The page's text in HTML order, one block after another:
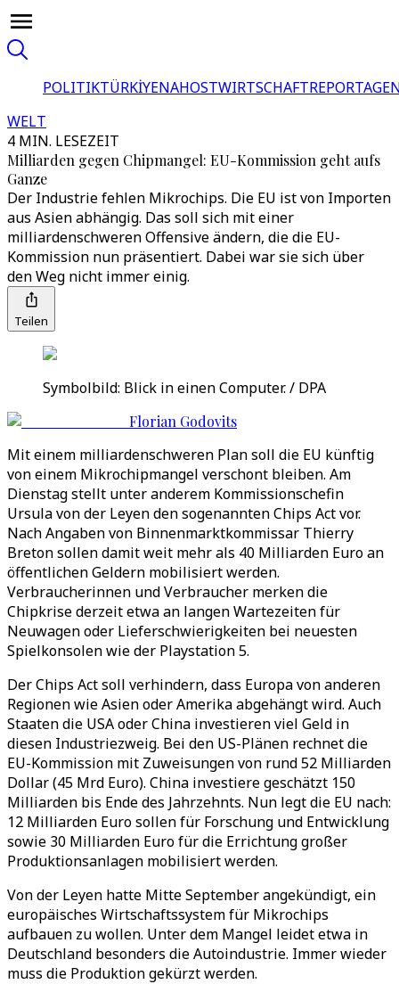
POLITIKTÜRKİYENAHOSTWIRTSCHAFT
WELT
4 MIN. LESEZEIT
Milliarden gegen Chipmangel: EU-Kommission geht aufs
Ganze
Der Industrie fehlen Mikrochips. Die EU ist von Importen
aus Asien abhängig. Das soll sich mit einer
milliardenschweren Offensive ändern, die die EU-
Kommission nun präsentiert. Dabei war sie sich über
den Weg nicht immer einig.
Teilen
Symbolbild: Blick in einen Computer. / DPA
Florian Godovits
Mit einem milliardenschweren Plan soll die EU künftig
von einem Mikrochipmangel verschont bleiben. Am
Dienstag stellt unter anderem Kommissionschefin
Ursula von der Leyen den sogenannten Chips Act vor.
Nach Angaben von Binnenmarktkommissar Thierry
Breton sollen damit weit mehr als 40 Milliarden Euro an
öffentlichen Geldern mobilisiert werden.
Verbraucherinnen und Verbraucher merken die
Chipkrise derzeit etwa an langen Wartezeiten für
Neuwagen oder Lieferschwierigkeiten bei neuesten
Spielkonsolen wie der Playstation 5.
Der Chips Act soll verhindern, dass Europa von anderen
Regionen wie Asien oder Amerika abgehängt wird. Auch
Staaten die USA oder China investieren viel Geld in
diesen Industriezweig. Bei den US-Plänen rechnet die
EU-Kommission mit Zuweisungen von rund 52 Milliarden
Dollar (45 Mrd Euro). China investiere geschätzt 150
Milliarden bis Ende des Jahrzehnts. Nun legt die EU nach:
12 Milliarden Euro sollen für Forschung und Entwicklung
sowie 30 Milliarden Euro für die Errichtung großer
Produktionsanlagen mobilisiert werden.
Von der Leyen hatte Mitte September angekündigt, ein
europäisches Wirtschaftssystem für Mikrochips
aufbauen zu wollen. Unter dem Mangel leidet etwa in
Deutschland besonders die Autoindustrie. Immer wieder
muss die Produktion gekürzt werden.